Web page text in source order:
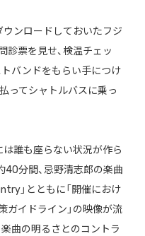
ウンロードしておいたフジ
診票を見せ、検温チェッ
トバンドをもらい手につけ
ってシャトルバスに乗っ
誰も座らない状況が作ら
40分間、忌野清志郎の楽曲
」とともに「開催におけ
ガイドライン」の映像が流
曲の明るさとのコントラ